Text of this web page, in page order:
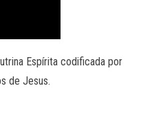
Espírita codificada por
de Jesus.